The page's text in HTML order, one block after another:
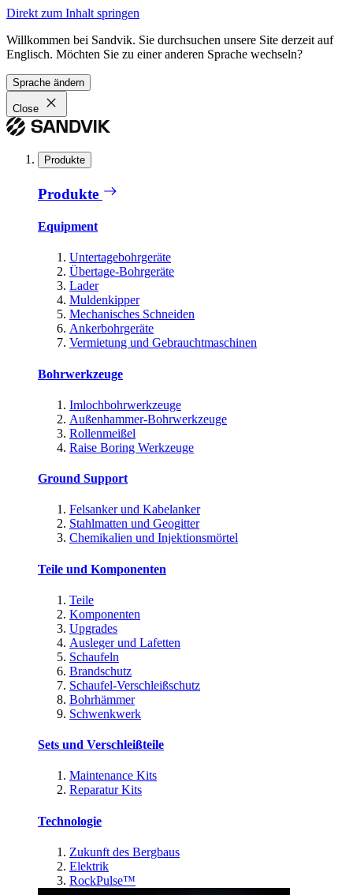
Direkt zum Inhalt springen
Willkommen bei Sandvik. Sie durchsuchen unsere Site derzeit auf
Englisch. Möchten Sie zu einer anderen Sprache wechseln?
Sprache ändern
Close
Produkte
Produkte
Equipment
Untertagebohrgeräte
Übertage-Bohrgeräte
Lader
Muldenkipper
Mechanisches Schneiden
Ankerbohrgeräte
Vermietung und Gebrauchtmaschinen
Bohrwerkzeuge
Imlochbohrwerkzeuge
Außenhammer-Bohrwerkzeuge
Rollenmeißel
Raise Boring Werkzeuge
Ground Support
Felsanker und Kabelanker
Stahlmatten und Geogitter
Chemikalien und Injektionsmörtel
Teile und Komponenten
Teile
Komponenten
Upgrades
Ausleger und Lafetten
Schaufeln
Brandschutz
Schaufel-Verschleißschutz
Bohrhämmer
Schwenkwerk
Sets und Verschleißteile
Maintenance Kits
Reparatur Kits
Technologie
Zukunft des Bergbaus
Elektrik
RockPulse™